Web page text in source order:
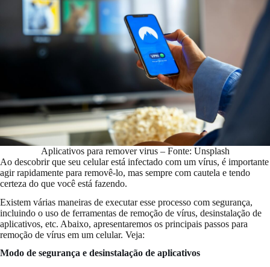
Aplicativos para remover virus – Fonte: Unsplash
Ao descobrir que seu celular está infectado com um vírus, é importante
agir rapidamente para removê-lo, mas sempre com cautela e tendo
certeza do que você está fazendo.
Existem várias maneiras de executar esse processo com segurança,
incluindo o uso de ferramentas de remoção de vírus, desinstalação de
aplicativos, etc. Abaixo, apresentaremos os principais passos para
remoção de vírus em um celular. Veja:
Modo de segurança e desinstalação de aplicativos